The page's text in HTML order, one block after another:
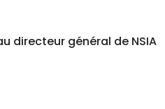
directeur général de NSIA